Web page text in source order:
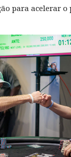
para acelerar o